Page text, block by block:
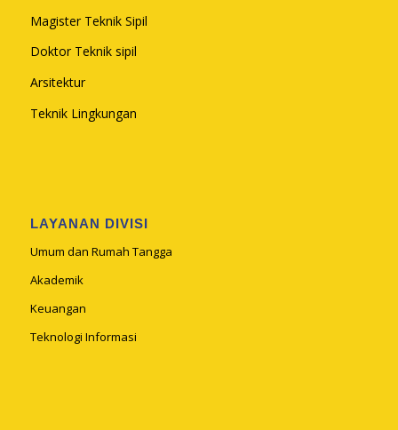
Magister Teknik Sipil
Doktor Teknik sipil
Arsitektur
Teknik Lingkungan
LAYANAN DIVISI
Umum dan Rumah Tangga
Akademik
Keuangan
Teknologi Informasi